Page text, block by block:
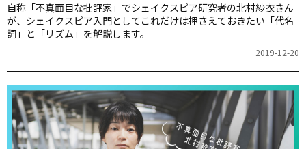
自称「不真面目な批評家」でシェイクスピア研究者の北村紗衣さん
が、シェイクスピア入門としてこれだけは押さえておきたい「代名
詞」と「リズム」を解説します。
2019-12-20